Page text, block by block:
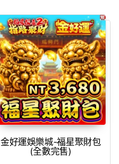
金好運娛樂城-福星聚財包
(全數完售)